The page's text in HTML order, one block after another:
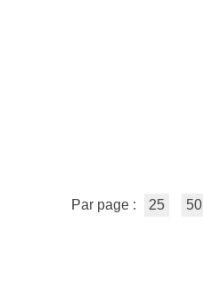
Par page : 25 50